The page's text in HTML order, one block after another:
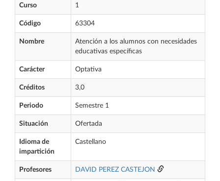
Curso 1
Código 63304
Nombre
Atención a los alumnos con necesidades
educativas específicas
Carácter Optativa
Créditos 3,0
Periodo Semestre 1
Situación Ofertada
Idioma de
impartición
Castellano
Profesores DAVID PEREZ CASTEJON